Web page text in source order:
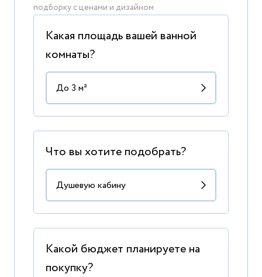
подборку с ценами и дизайном
Какая площадь вашей ванной
комнаты?
Что вы хотите подобрать?
Какой бюджет планируете на
покупку?